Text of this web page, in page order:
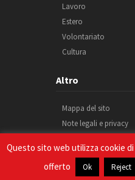
Lavoro
Estero
Volontariato
Cultura
Altro
Mappa del sito
Note legali e privacy
Credits
Questo sito web utilizza cookie
offerto
Ok Reject